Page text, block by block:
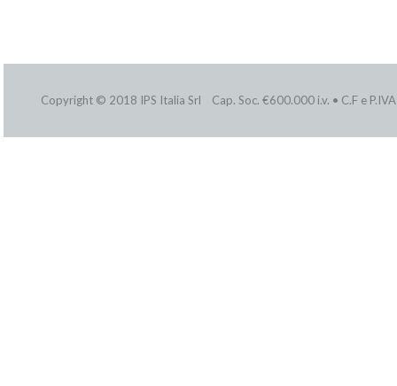
Copyright © 2018 IPS Italia Srl Cap. Soc. €600.000 i.v. • C.F e